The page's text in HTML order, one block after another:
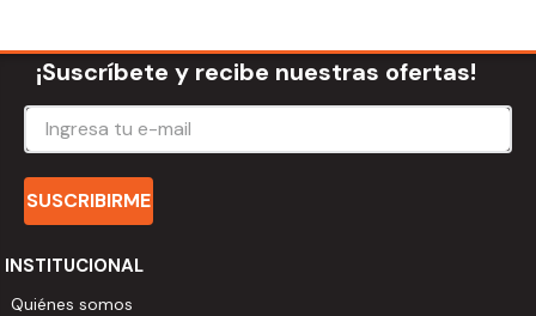
¡Suscríbete y recibe nuestras ofertas!
SUSCRIBIRME
INSTITUCIONAL
Quiénes somos